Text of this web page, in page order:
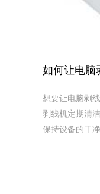
如何让电脑
想要让电脑剥
剥线机定期清
保持设备的干